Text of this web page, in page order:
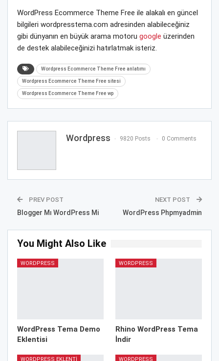
WordPress Ecommerce Theme Free ile alakalı en güncel
bilgileri wordpresstema.com adresinden alabileceğiniz
gibi dünyanın en büyük arama motoru google üzerinden
de destek alabileceğinizi hatırlatmak isteriz.
Wordpress Ecommerce Theme Free anlatımı
Wordpress Ecommerce Theme Free sitesi
Wordpress Ecommerce Theme Free wp
Wordpress 9820 Posts 0 Comments
PREV POST
Blogger Mı WordPress Mi
NEXT POST
WordPress Phpmyadmin
You Might Also Like
WORDPRESS
WordPress Tema Demo
Eklentisi
WORDPRESS
Rhino WordPress Tema
İndir
WORDPRESS EKLENTI WORDPRESS